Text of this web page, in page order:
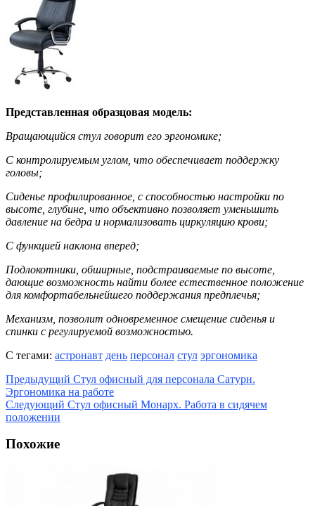
Представленная образцовая модель:
Вращающийся стул говорит его эргономике;
С контролируемым углом, что обеспечивает поддержку
головы;
Сиденье профилированное, с способностью настройки по
высоте, глубине, что объективно позволяет уменьшить
давление на бедра и нормализовать циркуляцию крови;
С функцией наклона вперед;
Подлокотники, обширные, подстраиваемые по высоте,
дающие возможность найти более естественное положение
для комфортабельнейшего поддержания предплечья;
Механизм, позволит одновременное смещение сиденья и
спинки с регулируемой возможностью.
С тегами: астронавт день персонал стул эргономика
Предыдущий Стул офисный для персонала Сатурн.
Эргономика на работе
Следующий Стул офисный Монарх. Работа в сидячем
положении
Похожие